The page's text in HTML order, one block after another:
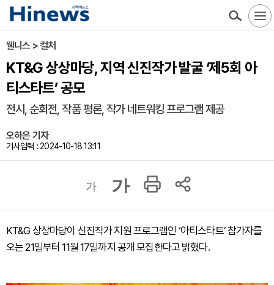
웰니스 > 컬처
KT&G 상상마당, 지역 신진작가 발굴 ‘제5회 아
티스타트’ 공모
전시, 순회전, 작품 평론, 작가 네트워킹 프로그램 제공
오하은 기자
기사입력 : 2024-10-18 13:11
가 가
KT&G상상마당이 신진작가 지원 프로그램인 ‘아티스타트’ 참가자를
오는 21일부터 11월 17일까지 공개 모집한다고 밝혔다.